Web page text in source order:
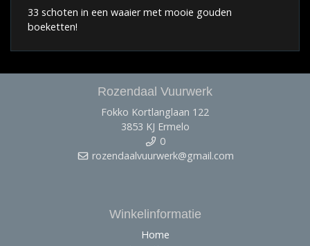
33 schoten in een waaier met mooie gouden
boeketten!
Rozendaal Vuurwerk
Fokko Kortlanglaan 122
3853 KJ Ermelo
0
rozendaalvuurwerk@gmail.com
Winkelinformatie
Home